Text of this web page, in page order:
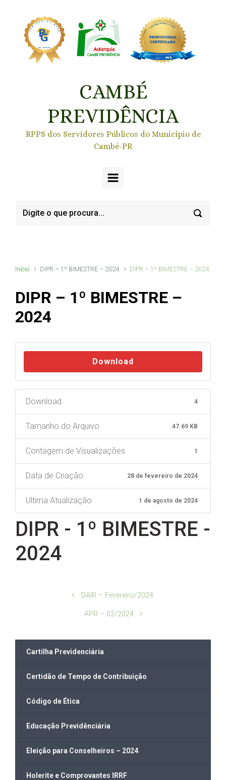
CAMBÉ
PREVIDÊNCIA
RPPS dos Servidores Públicos do Município de
Cambé-PR
Início DIPR – 1º BIMESTRE – 2024 DIPR – 1º BIMESTRE – 2024
DIPR – 1º BIMESTRE –
2024
Download
Download 4
Tamanho do Arquivo 47.69 KB
Contagem de Visualizações 1
Data de Criação 28 de fevereiro de 2024
Ultima Atualização 1 de agosto de 2024
DIPR - 1º BIMESTRE -
2024
DAIR – Fevereiro/2024
APR – 02/2024
Cartilha Previdenciária
Certidão de Tempo de Contribuição
Código de Ética
Educação Previdênciária
Eleição para Conselheiros – 2024
Holerite e Comprovantes IRRF